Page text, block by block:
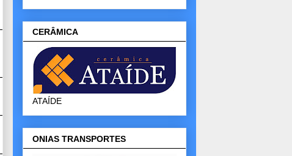
CERÂMICA
ATAÍDE
ONIAS TRANSPORTES